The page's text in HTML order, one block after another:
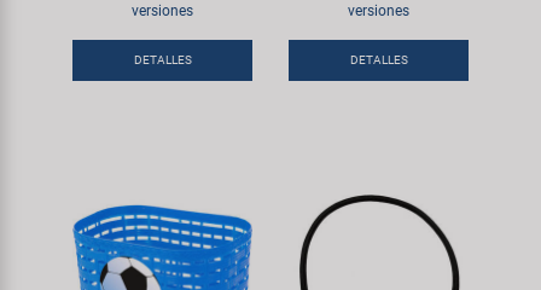
versiones
DETALLES
versiones
DETALLES